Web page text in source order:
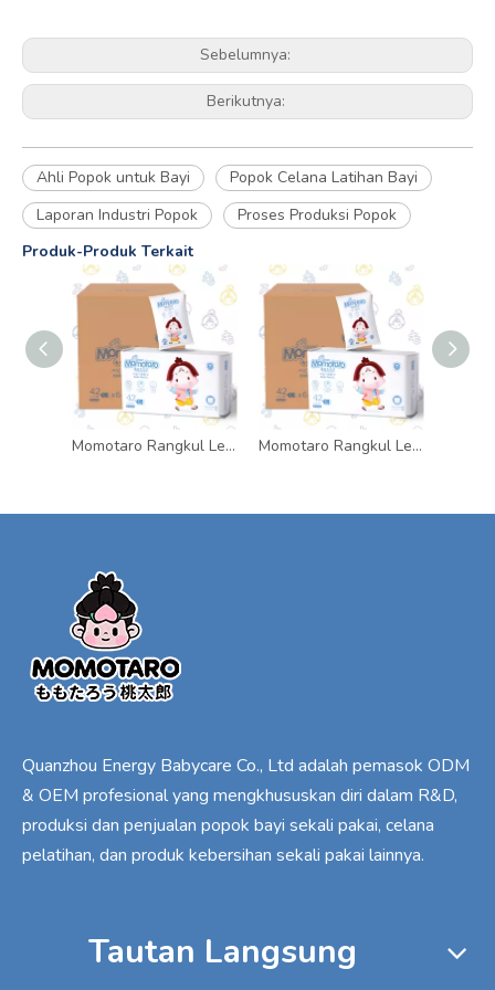
Sebelumnya:
Berikutnya:
Ahli Popok untuk Bayi
Popok Celana Latihan Bayi
Laporan Industri Popok
Proses Produksi Popok
Produk-Produk Terkait
Momotaro Rangkul Lembut Celana Pelatihan Sekali Pakai Untuk Bayi Popok Lucu Celana Tarik Bayi Momotaro Rangkul Lembut Celana Pelatihan Sekali Pakai Untuk Bayi Popok Lucu Celana Tarik Bayi
Quanzhou Energy Babycare Co., Ltd adalah pemasok ODM
& OEM profesional yang mengkhususkan diri dalam R&D,
produksi dan penjualan popok bayi sekali pakai, celana
pelatihan, dan produk kebersihan sekali pakai lainnya.
Tautan Langsung